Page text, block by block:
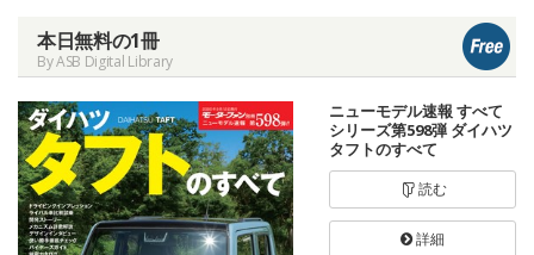
本日無料の1冊
By ASB Digital Library
ニューモデル速報 すべて
シリーズ第598弾 ダイハツ
タフトのすべて
読む
詳細